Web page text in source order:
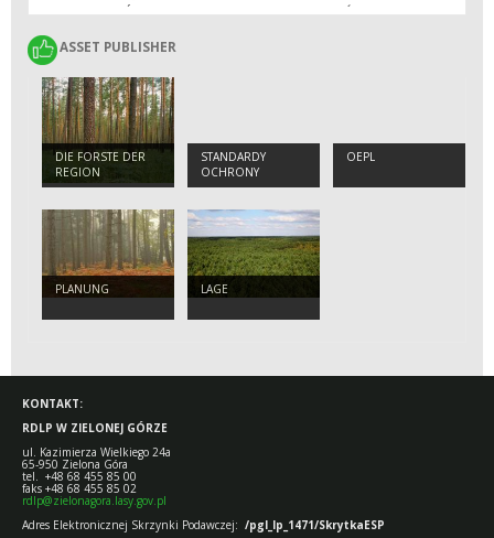
NADLEŚNICTW REGIONALNEJ DYREKCJI LASÓW
ASSET PUBLISHER
ASSET PUBLISHER
DIE FORSTE DER
REGION
STANDARDY
OCHRONY
MAŁOLETNICH
OEPL
PLANUNG LAGE
KONTAKT:
RDLP W ZIELONEJ GÓRZE
ul. Kazimierza Wielkiego 24a
65-950 Zielona Góra
tel. +48 68 455 85 00
faks +48 68 455 85 02
rdlp@zielonagora.lasy.gov.pl
Adres Elektronicznej Skrzynki Podawczej: /pgl_lp_1471/SkrytkaESP